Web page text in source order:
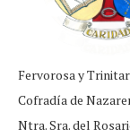
Fervorosa y
Cofradía de
Ntra. Sra. del